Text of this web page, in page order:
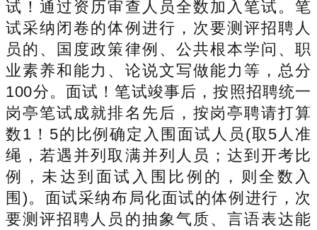
试！通过资历审查人员全数加入笔试。笔
试采纳闭卷的体例进行，次要测评招聘人
员的、国度政策律例、公共根本学问、职
业素养和能力、论说文写做能力等，总分
100分。面试！笔试竣事后，按照招聘统一
岗亭笔试成就排名先后，按岗亭聘请打算
数1！5的比例确定入围面试人员(取5人准
绳，若遇并列取满并列人员；达到开考比
例，未达到面试入围比例的，则全数入
围)。面试采纳布局化面试的体例进行，次
要测评招聘人员的抽象气质、言语表达能